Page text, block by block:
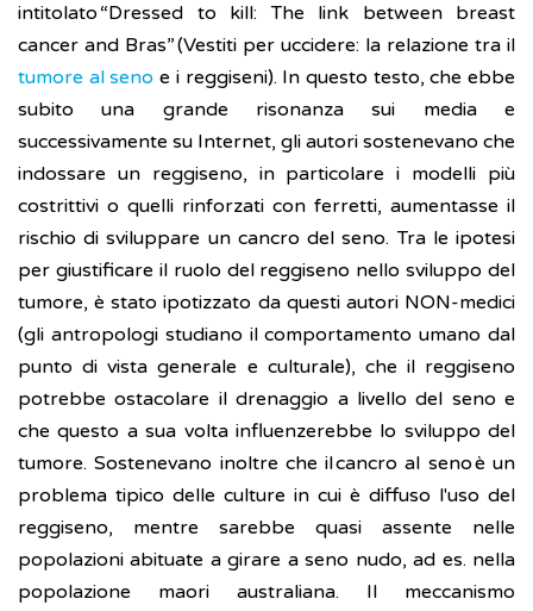
intitolato “Dressed to kill: The link between breast
cancer and Bras” (Vestiti per uccidere: la relazione tra il
tumore al seno e i reggiseni). In questo testo, che ebbe
subito una grande risonanza sui media e
successivamente su Internet, gli autori sostenevano che
indossare un reggiseno, in particolare i modelli più
costrittivi o quelli rinforzati con ferretti, aumentasse il
rischio di sviluppare un cancro del seno. Tra le ipotesi
per giustificare il ruolo del reggiseno nello sviluppo del
tumore, è stato ipotizzato da questi autori NON-medici
(gli antropologi studiano il comportamento umano dal
punto di vista generale e culturale), che il reggiseno
potrebbe ostacolare il drenaggio a livello del seno e
che questo a sua volta influenzerebbe lo sviluppo del
tumore. Sostenevano inoltre che il cancro al seno è un
problema tipico delle culture in cui è diffuso l'uso del
reggiseno, mentre sarebbe quasi assente nelle
popolazioni abituate a girare a seno nudo, ad es. nella
popolazione maori australiana. Il meccanismo